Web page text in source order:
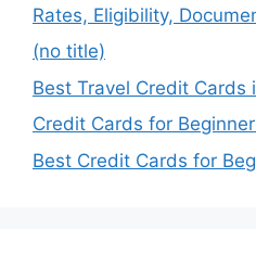
Rates, Eligibility,
(no title)
Best Travel Credit Cards
Credit Cards for
Best Credit Cards for